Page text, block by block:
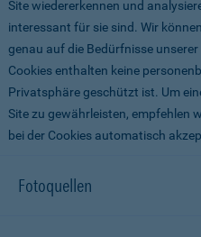
Site wiedererkennen und
interessant für sie sind. Wir
genau auf die Bedürfnisse
Cookies enthalten keine
Privatsphäre geschützt ist. Um
Site zu gewährleisten, empfehlen
bei der Cookies automatisch
Fotoquellen